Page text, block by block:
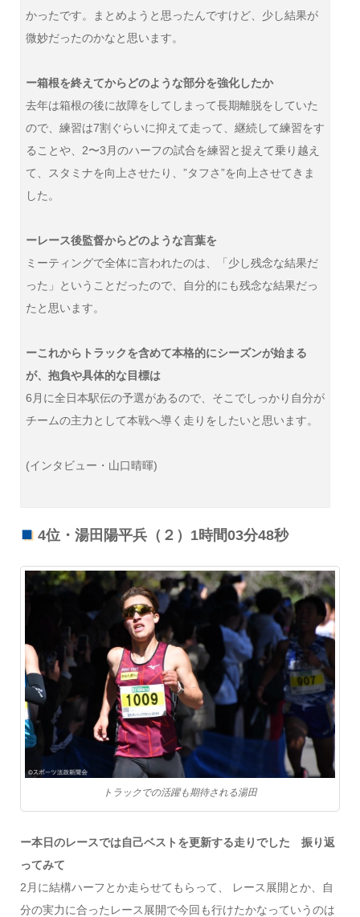
かったです。まとめようと思ったんですけど、少し結果が
微妙だったのかなと思います。
ー箱根を終えてからどのような部分を強化したか
去年は箱根の後に故障をしてしまって長期離脱をしていた
ので、練習は7割ぐらいに抑えて走って、継続して練習をす
ることや、2〜3月のハーフの試合を練習と捉えて乗り越え
て、スタミナを向上させたり、”タフさ”を向上させてきま
した。
ーレース後監督からどのような言葉を
ミーティングで全体に言われたのは、「少し残念な結果だ
った」ということだったので、自分的にも残念な結果だっ
たと思います。
ーこれからトラックを含めて本格的にシーズンが始まる
が、抱負や具体的な目標は
6月に全日本駅伝の予選があるので、そこでしっかり自分が
チームの主力として本戦へ導く走りをしたいと思います。
(インタビュー・山口晴暉)
4位・湯田陽平兵（２）1時間03分48秒
トラックでの活躍も期待される湯田
ー本日のレースでは自己ベストを更新する走りでした 振り返
ってみて
2月に結構ハーフとか走らせてもらって、 レース展開とか、自
分の実力に合ったレース展開で今回も行けたかなっていうのは